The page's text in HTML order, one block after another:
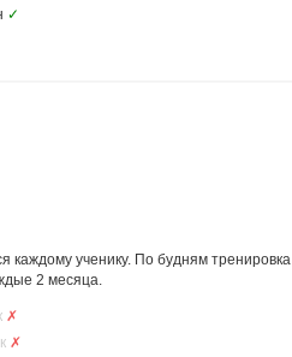
✓
каждому ученику. По будням тренировка
2 месяца.
✗
✗